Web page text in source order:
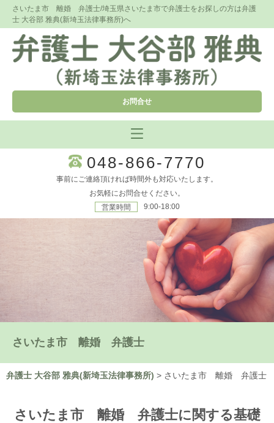
さいたま市 離婚 弁護士/埼玉県さいたま市で弁護士をお探しの方は弁護
士 大谷部 雅典(新埼玉法律事務所)へ
お問合せ
048-866-7770
事前にご連絡頂ければ時間外も対応いたします。
お気軽にお問合せください。
営業時間
9:00-18:00
さいたま市 離婚 弁護士
弁護士 大谷部 雅典(新埼玉法律事務所) > さいたま市 離婚 弁護士
さいたま市 離婚 弁護士に関する基礎